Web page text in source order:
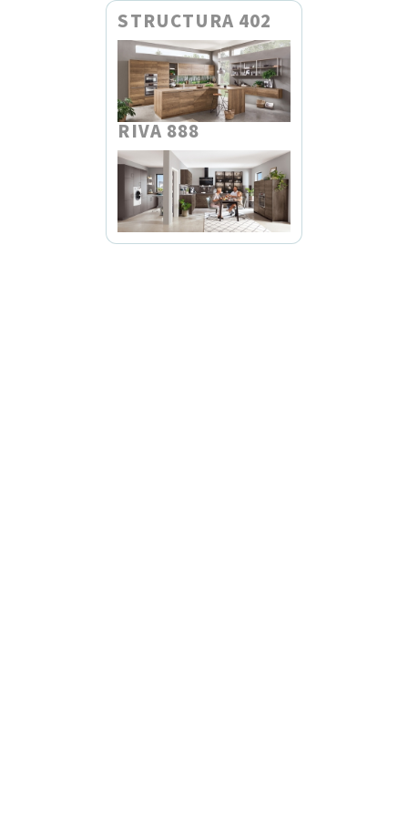
STRUCTURA 402
RIVA 888